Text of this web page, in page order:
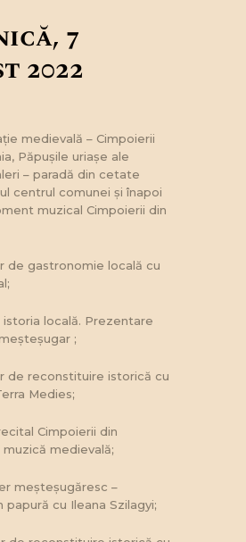
7
2022
medievală – Cimpoierii
Păpușile uriașe ale
– paradă din cetate
centrul comunei și înapoi
muzical Cimpoierii din
de gastronomie locală cu
istoria locală. Prezentare
;
de reconstituire istorică cu
Medies;
Cimpoierii din
muzică medievală;
–
cu Ileana Szilagyi;